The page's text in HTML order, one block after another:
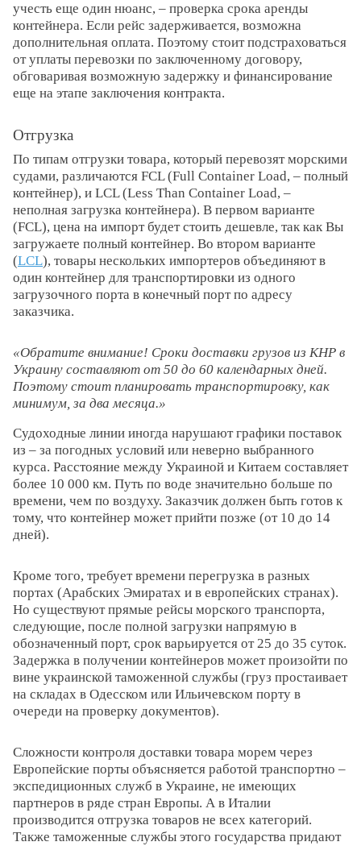
учесть еще один нюанс, – проверка срока аренды
контейнера. Если рейс задерживается, возможна
дополнительная оплата. Поэтому стоит подстраховаться
от уплаты перевозки по заключенному договору,
обговаривая возможную задержку и финансирование
еще на этапе заключения контракта.
Отгрузка
По типам отгрузки товара, который перевозят морскими
судами, различаются FCL (Full Container Load, – полный
контейнер), и LCL (Less Than Container Load, –
неполная загрузка контейнера). В первом варианте
(FCL), цена на импорт будет стоить дешевле, так как Вы
загружаете полный контейнер. Во втором варианте
(LCL), товары нескольких импортеров объединяют в
один контейнер для транспортировки из одного
загрузочного порта в конечный порт по адресу
заказчика.
Обратите внимание! Сроки доставки грузов из КНР в
Украину составляют от 50 до 60 календарных дней.
Поэтому стоит планировать транспортировку, как
минимум, за два месяца.
Судоходные линии иногда нарушают графики поставок
из – за погодных условий или неверно выбранного
курса. Расстояние между Украиной и Китаем составляет
более 10 000 км. Путь по воде значительно больше по
времени, чем по воздуху. Заказчик должен быть готов к
тому, что контейнер может прийти позже (от 10 до 14
дней).
Кроме того, требует времени перегрузка в разных
портах (Арабских Эмиратах и в европейских странах).
Но существуют прямые рейсы морского транспорта,
следующие, после полной загрузки напрямую в
обозначенный порт, срок варьируется от 25 до 35 суток.
Задержка в получении контейнеров может произойти по
вине украинской таможенной службы (груз простаивает
на складах в Одесском или Ильичевском порту в
очереди на проверку документов).
Сложности контроля доставки товара морем через
Европейские порты объясняется работой транспортно –
экспедиционных служб в Украине, не имеющих
партнеров в ряде стран Европы. А в Италии
производится отгрузка товаров не всех категорий.
Также таможенные службы этого государства придают